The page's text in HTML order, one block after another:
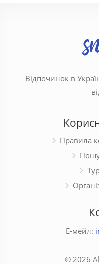
Відпочинок в
Правила
Е-мейл:
© 2026